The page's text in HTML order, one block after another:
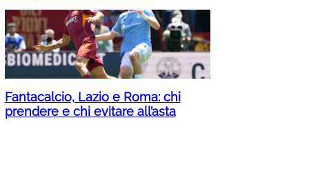
Fantacalcio, Lazio e Roma: chi
prendere e chi evitare all’asta